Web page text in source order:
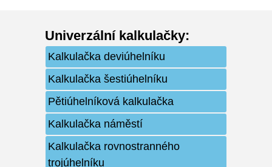
Univerzální kalkulačky:
Kalkulačka deviúhelníku
Kalkulačka šestiúhelníku
Pětiúhelníková kalkulačka
Kalkulačka náměstí
Kalkulačka rovnostranného
trojúhelníku